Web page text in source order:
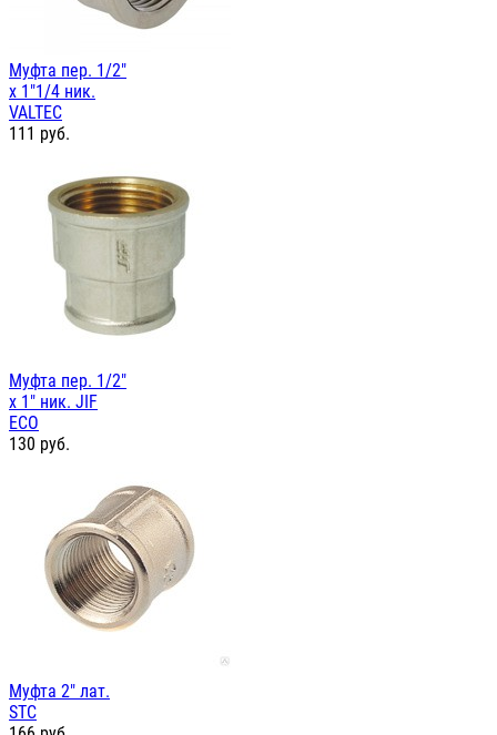
Муфта пер. 1/2"
х 1"1/4 ник.
VALTEC
111 руб.
Муфта пер. 1/2"
х 1" ник. JIF
ЕСО
130 руб.
Муфта 2" лат.
STC